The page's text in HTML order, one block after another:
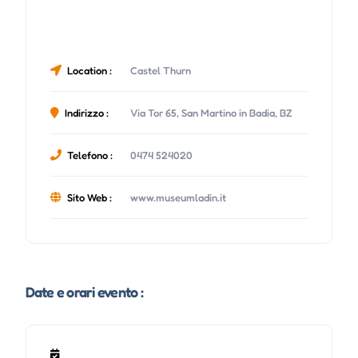
Location : Castel Thurn
Indirizzo : Via Tor 65, San Martino in Badia, BZ
Telefono : 0474 524020
Sito Web : www.museumladin.it
Date e orari evento :